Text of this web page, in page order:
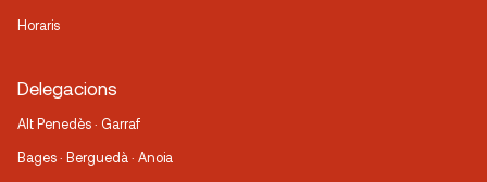
Horaris
Delegacions
Alt Penedès · Garraf
Bages · Berguedà · Anoia